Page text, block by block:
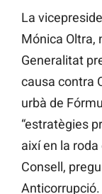
La
Mónica Oltra,
Generalitat
causa contra
urbà de
“estratègies
així en la
Consell,
Anticorrupció.